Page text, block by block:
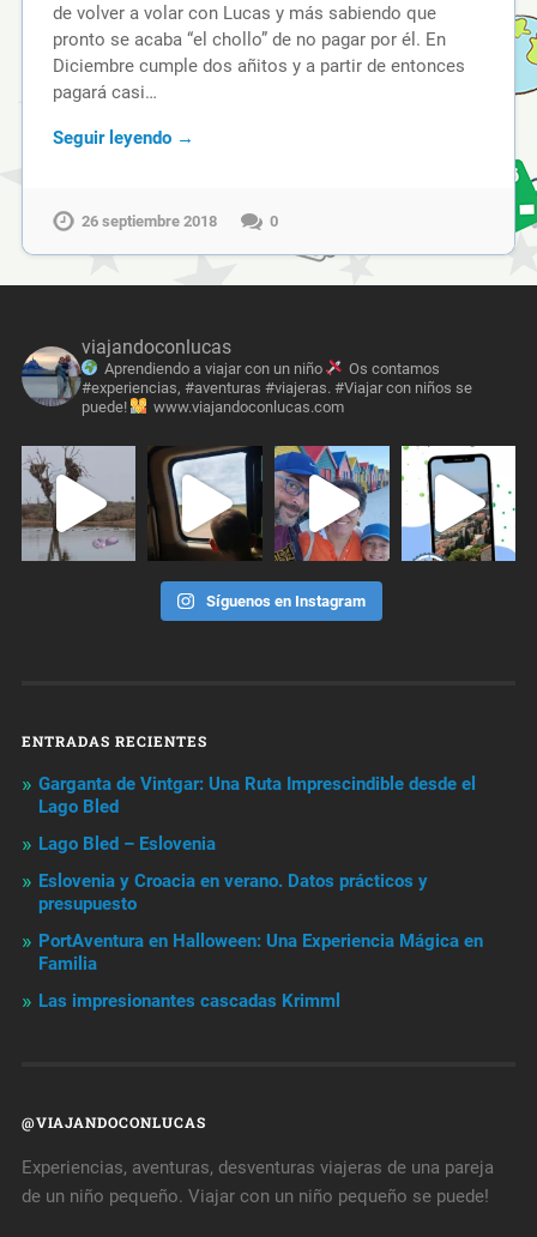
de volver a volar con Lucas y más sabiendo que
pronto se acaba “el chollo” de no pagar por él. En
Diciembre cumple dos añitos y a partir de entonces
pagará casi…
Seguir leyendo →
26 septiembre 2018 0
viajandoconlucas
Aprendiendo a viajar con un niño
Os contamos
#experiencias, #aventuras #viajeras. #Viajar con niños se
puede!
www.viajandoconlucas.com
Síguenos en Instagram
ENTRADAS RECIENTES
Garganta de Vintgar: Una Ruta Imprescindible desde el
Lago Bled
Lago Bled – Eslovenia
Eslovenia y Croacia en verano. Datos prácticos y
presupuesto
PortAventura en Halloween: Una Experiencia Mágica en
Familia
Las impresionantes cascadas Krimml
@VIAJANDOCONLUCAS
Experiencias, aventuras, desventuras viajeras de una pareja
de un niño pequeño. Viajar con un niño pequeño se puede!